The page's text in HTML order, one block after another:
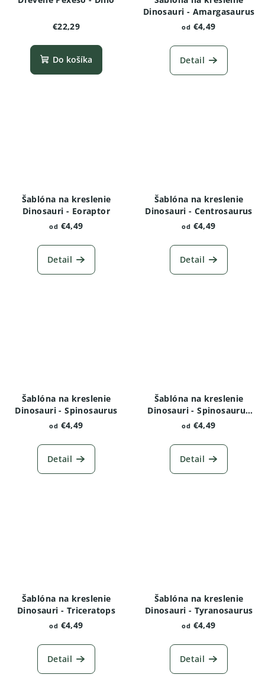
€22,29
Do košíka
Dinosauri - Amargasaurus
od €4,49
Detail
Šablóna na kreslenie
Dinosauri - Eoraptor
od €4,49
Detail
Šablóna na kreslenie
Dinosauri - Centrosaurus
od €4,49
Detail
Šablóna na kreslenie
Dinosauri - Spinosaurus
od €4,49
Detail
Šablóna na kreslenie
Dinosauri - Spinosaurus
varianta 2
od €4,49
Detail
Šablóna na kreslenie
Dinosauri - Triceratops
od €4,49
Detail
Šablóna na kreslenie
Dinosauri - Tyranosaurus
od €4,49
Detail